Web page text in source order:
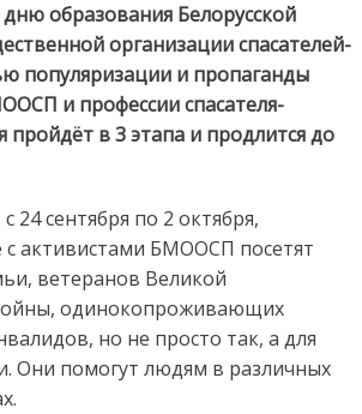
образования Белорусской
организации спасателей-
популяризации и пропаганды
и профессии спасателя-
пройдёт в 3 этапа и продлится до
24 сентября по 2 октября,
с активистами БМООСП посетят
ветеранов Великой
одинокопроживающих
но не просто так, а для
Они помогут людям в различных